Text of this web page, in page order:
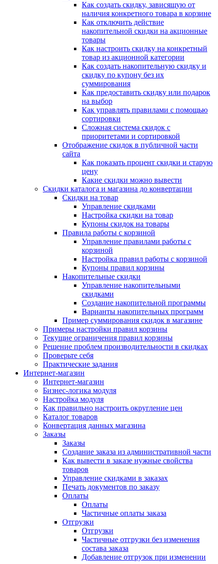
Как создать скидку, зависящую от
наличия конкретного товара в корзине
Как отключить действие
накопительной скидки на акционные
товары
Как настроить скидку на конкретный
товар из акционной категории
Как создать накопительную скидку и
скидку по купону без их
суммирования
Как предоставить скидку или подарок
на выбор
Как управлять правилами с помощью
сортировки
Сложная система скидок с
приоритетами и сортировкой
Отображение скидок в публичной части
сайта
Как показать процент скидки и старую
цену
Какие скидки можно вывести
Скидки каталога и магазина до конвертации
Скидки на товар
Управление скидками
Настройка скидки на товар
Купоны скидок на товары
Правила работы с корзиной
Управление правилами работы с
корзиной
Настройка правил работы с корзиной
Купоны правил корзины
Накопительные скидки
Управление накопительными
скидками
Создание накопительной программы
Варианты накопительных программ
Пример суммирования скидок в магазине
Примеры настройки правил корзины
Текущие ограничения правил корзины
Решение проблем производительности в скидках
Проверьте себя
Практические задания
Интернет-магазин
Интернет-магазин
Бизнес-логика модуля
Настройка модуля
Как правильно настроить округление цен
Каталог товаров
Конвертация данных магазина
Заказы
Заказы
Создание заказа из административной части
Как вывести в заказе нужные свойства
товаров
Управление скидками в заказах
Печать документов по заказу
Оплаты
Оплаты
Частичные оплаты заказа
Отгрузки
Отгрузки
Частичные отгрузки без изменения
состава заказа
Добавление отгрузок при изменении